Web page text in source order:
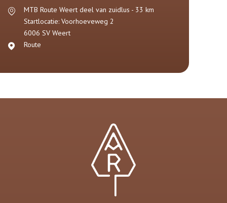
MTB Route Weert deel van zuidlus - 33 km
Startlocatie: Voorhoeveweg 2
6006 SV Weert
Route